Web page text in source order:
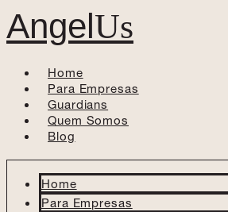
AngelUs
Home
Para Empresas
Guardians
Quem Somos
Blog
Home
Para Empresas